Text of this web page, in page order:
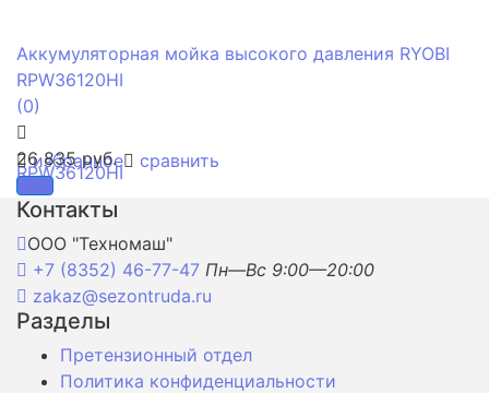
избранное сравнить
Аккумуляторная мойка высокого давления RYOBI
RPW36120HI
(0)
26 835 руб.
Контакты
ООО "Техномаш"
+7 (8352) 46-77-47 Пн—Вс 9:00—20:00
zakaz@sezontruda.ru
Разделы
Претензионный отдел
Политика конфиденциальности